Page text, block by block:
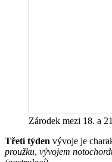
Zárodek mezi 18. a
Třetí týden vývoje je
proužku, vývojem